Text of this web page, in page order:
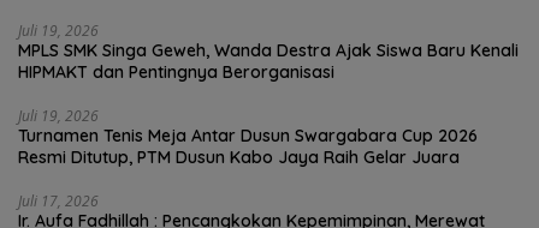
Juli 19, 2026
MPLS SMK Singa Geweh, Wanda Destra Ajak Siswa Baru Kenali
HIPMAKT dan Pentingnya Berorganisasi
Juli 19, 2026
Turnamen Tenis Meja Antar Dusun Swargabara Cup 2026
Resmi Ditutup, PTM Dusun Kabo Jaya Raih Gelar Juara
Juli 17, 2026
Ir. Aufa Fadhillah : Pencangkokan Kepemimpinan, Merewat